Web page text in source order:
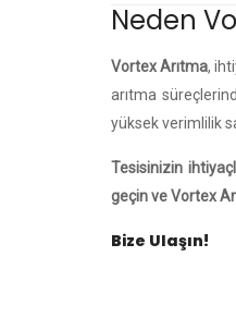
Neden
Vortex Arıtma,
arıtma
yüksek verimlilik
Tesisinizin
geçin ve Vortex
Bize Ulaşın!